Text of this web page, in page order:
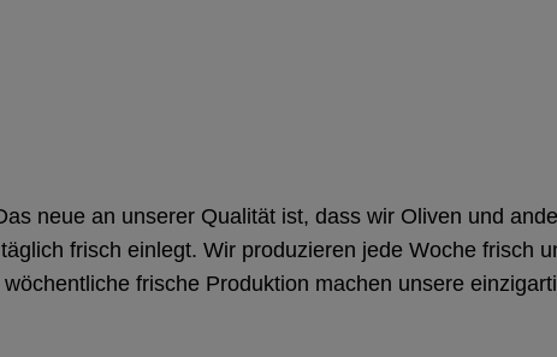
neue an unserer Qualität ist, dass wir Oliven und
frisch einlegt. Wir produzieren jede Woche frisch
frische Produktion machen unsere